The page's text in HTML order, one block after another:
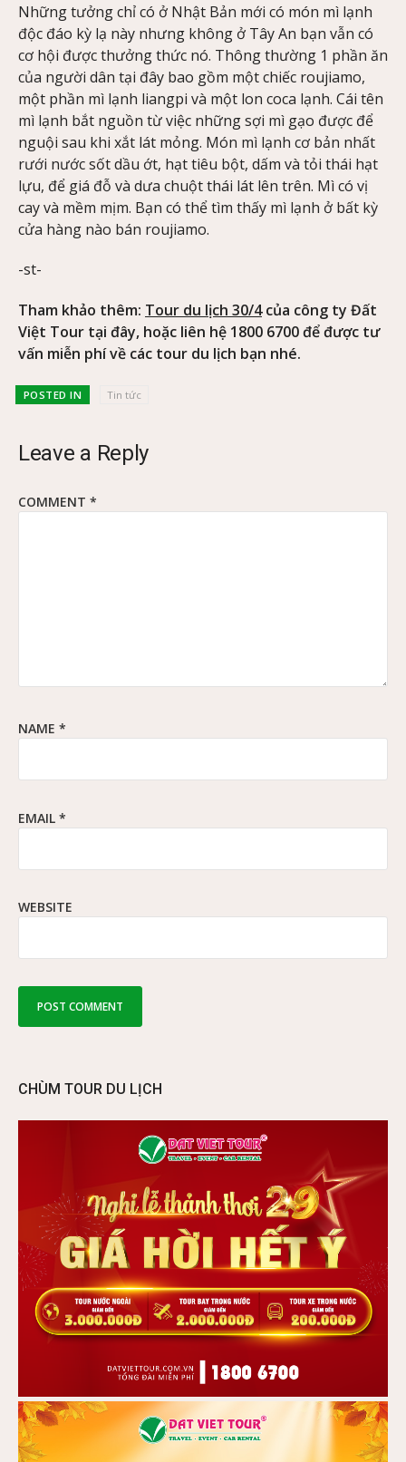
Những tưởng chỉ có ở Nhật Bản mới có món mì lạnh
độc đáo kỳ lạ này nhưng không ở Tây An bạn vẫn có
cơ hội được thưởng thức nó. Thông thường 1 phần ăn
của người dân tại đây bao gồm một chiếc roujiamo,
một phần mì lạnh liangpi và một lon coca lạnh. Cái tên
mì lạnh bắt nguồn từ việc những sợi mì gạo được để
nguội sau khi xắt lát mỏng. Món mì lạnh cơ bản nhất
rưới nước sốt dầu ớt, hạt tiêu bột, dấm và tỏi thái hạt
lựu, để giá đỗ và dưa chuột thái lát lên trên. Mì có vị
cay và mềm mịm. Bạn có thể tìm thấy mì lạnh ở bất kỳ
cửa hàng nào bán roujiamo.
-st-
Tham khảo thêm: Tour du lịch 30/4của công ty Đất
Việt Tour tại đây, hoặc liên hệ 1800 6700 để được tư
vấn miễn phí về các tour du lịch bạn nhé.
POSTED IN Tin tức
Leave a Reply
COMMENT *
NAME *
EMAIL *
WEBSITE
CHÙM TOUR DU LỊCH